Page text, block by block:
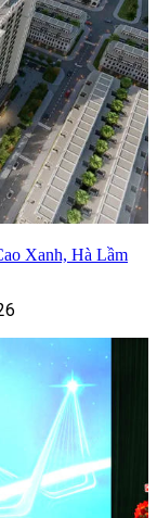
Xanh, Hà Lầm